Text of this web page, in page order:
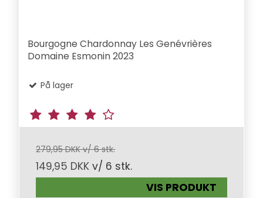
Bourgogne Chardonnay Les Genévrières
Domaine Esmonin 2023
På lager
279,95 DKK v/ 6 stk.
149,95 DKK v/ 6 stk.
VIS PRODUKT